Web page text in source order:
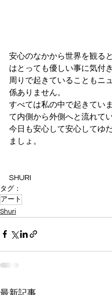
安心のなかから世界を観る
はとっても優しい事に気付
周りで起きていることもニ
係ありません。
すべては私の中で起きてい
て内側から外側へと流れて
今日も安心して安心してゆ
ましょ。
SHURI
タグ：
アート
Shuri
最新記事